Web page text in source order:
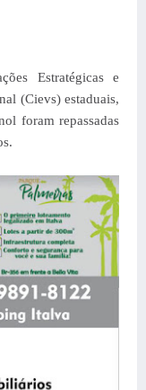
Estratégicas e
(Cievs) estaduais,
foram repassadas